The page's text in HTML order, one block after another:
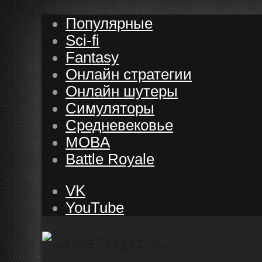
Популярные
Sci-fi
Fantasy
Онлайн стратегии
Онлайн шутеры
Симуляторы
Средневековье
MOBA
Battle Royale
VK
YouTube